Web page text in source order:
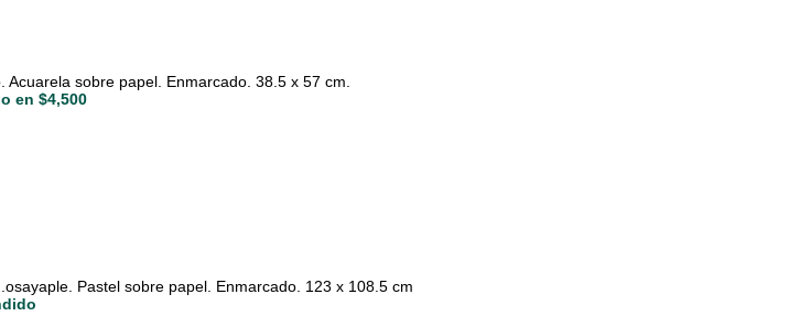
Acuarela sobre papel. Enmarcado. 38.5 x 57 cm.
en $4,500
Pastel sobre papel. Enmarcado. 123 x 108.5 cm